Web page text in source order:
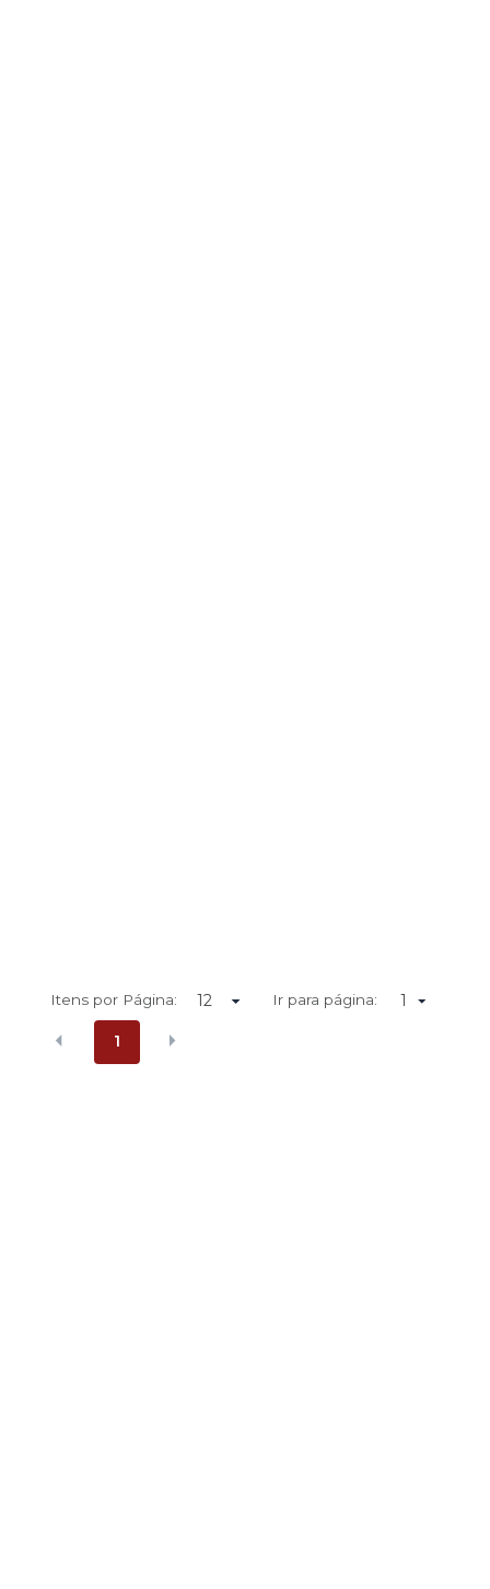
Itens por Página: Ir para página: 1
1